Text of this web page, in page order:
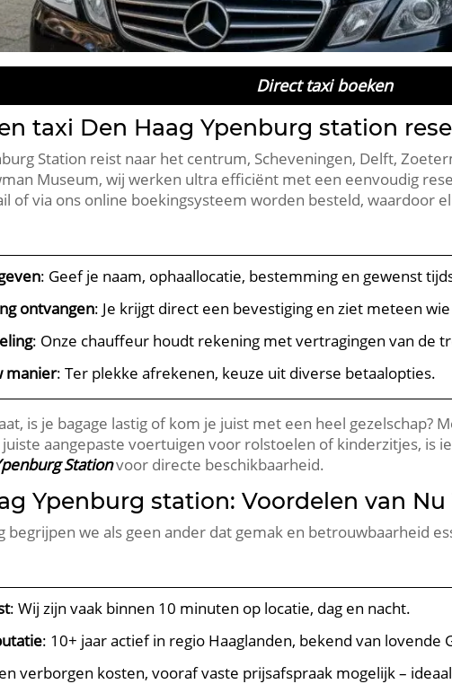
Direct taxi boeken
taxi Den Haag Ypenburg station
Station reist naar het centrum, Scheveningen, Delft,
Museum, wij werken ultra efficiënt met een eenvoudig
of via ons online boekingsysteem worden besteld, waardoor
: Geef je naam, ophaallocatie, bestemming en gewenst
ontvangen: Je krijgt direct een bevestiging en ziet meteen
: Onze chauffeur houdt rekening met vertragingen van de
manier: Ter plekke afrekenen, keuze uit diverse betaalopties.
is je bagage lastig of kom je juist met een heel gezelschap?
aangepaste voertuigen voor rolstoelen of kinderzitjes, is
Stationvoor directe beschikbaarheid.
Ypenburg station: Voordelen van Nu
begrijpen we als geen ander dat gemak en betrouwbaarheid
: Wij zijn vaak binnen 10 minuten op locatie, dag en nacht.
: 10+ jaar actief in regio Haaglanden, bekend van
verborgen kosten, vooraf vaste prijsafspraak mogelijk –